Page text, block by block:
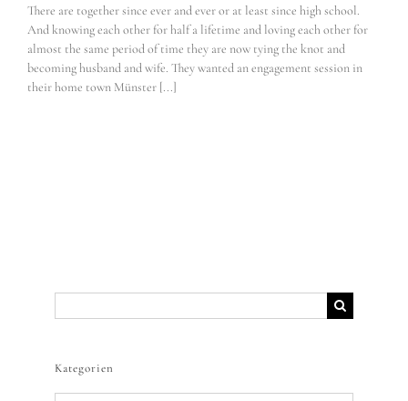
There are together since ever and ever or at least since high school.
And knowing each other for half a lifetime and loving each other for
almost the same period of time they are now tying the knot and
becoming husband and wife. They wanted an engagement session in
their home town Münster [...]
nach:
Kategorien